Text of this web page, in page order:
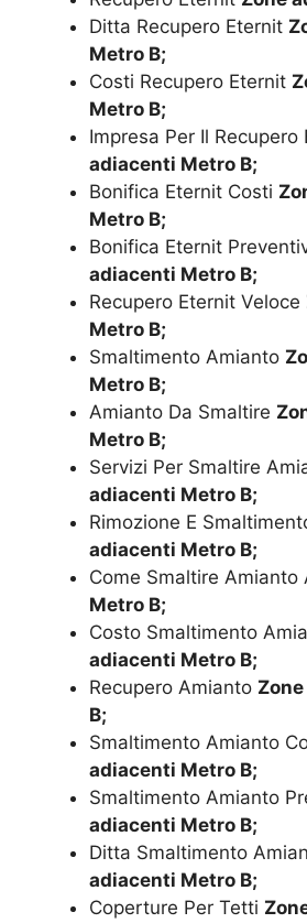
Ditta Recupero Eternit
Metro B;
Costi Recupero Eternit
Metro B;
Impresa Per Il Recupero
adiacenti Metro B;
Bonifica Eternit Costi
Metro B;
Bonifica Eternit
adiacenti Metro B;
Recupero Eternit Veloce
Metro B;
Smaltimento Amianto
Metro B;
Amianto Da Smaltire
Metro B;
Servizi Per Smaltire
adiacenti Metro B;
Rimozione E
adiacenti Metro B;
Come Smaltire Amianto
Metro B;
Costo Smaltimento
adiacenti Metro B;
Recupero Amianto
B;
Smaltimento Amianto
adiacenti Metro B;
Smaltimento Amianto
adiacenti Metro B;
Ditta Smaltimento
adiacenti Metro B;
Coperture Per Tetti